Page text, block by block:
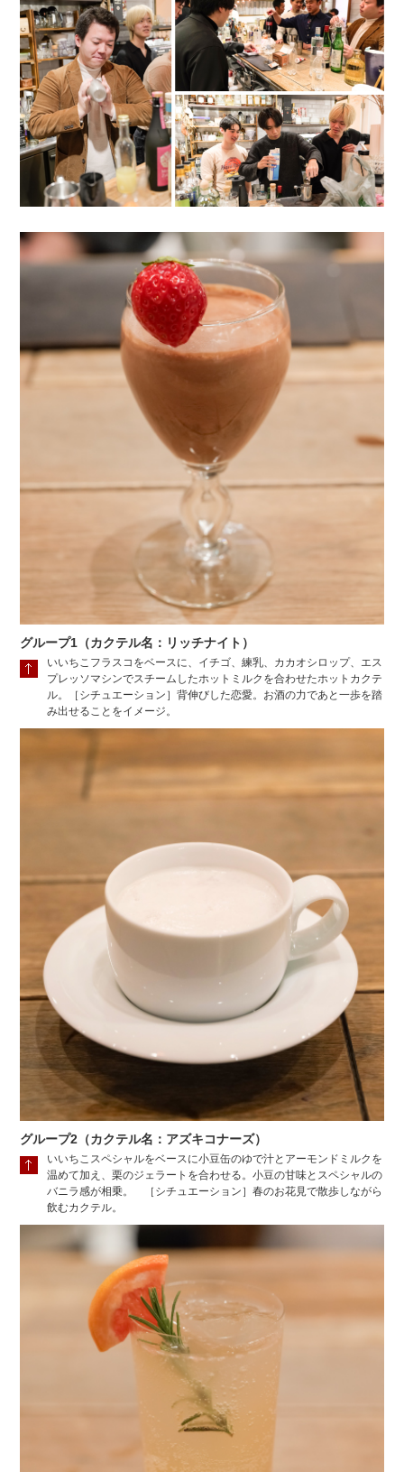
グループ1（カクテル名：リッチナイト）
いいちこフラスコをベースに、イチゴ、練乳、カカオシロップ、エス
プレッソマシンでスチームしたホットミルクを合わせたホットカクテ
ル。［シチュエーション］背伸びした恋愛。お酒の力であと一歩を踏
み出せることをイメージ。
グループ2（カクテル名：アズキコナーズ）
いいちこスペシャルをベースに小豆缶のゆで汁とアーモンドミルクを
温めて加え、栗のジェラートを合わせる。小豆の甘味とスペシャルの
バニラ感が相乗。 ［シチュエーション］春のお花見で散歩しながら
飲むカクテル。